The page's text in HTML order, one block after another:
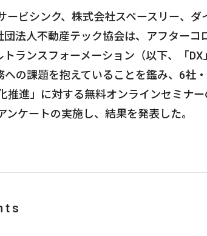
ビシンク、株式会社スペースリー、ダ
法人不動産テック協会は、アフターコ
ランスフォーメーション（以下、「DX
の課題を抱えていることを鑑み、6社
推進」に対する無料オンラインセミナー
ケートの実施し、結果を発表した。